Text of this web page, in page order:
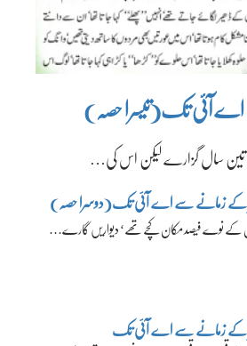
آئی تک(تیسرا حصہ)
سال گزارے لیکن اس کی…
کے زمانے سے اے آئی تک(دوسرا حصہ)
کے نوے فیصد مکان کچے تھے‘ دیواریں گارے…
کے زمانے سے اے آئی تک